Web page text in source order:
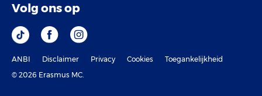
Volg ons op
ANBI Disclaimer Privacy Cookies
Toegankelijkheid
© 2026 Erasmus MC.